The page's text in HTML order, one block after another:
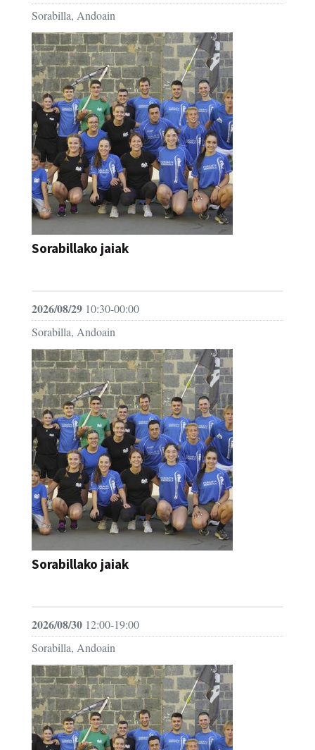
Sorabilla, Andoain
Sorabillako jaiak
2026/08/29 10:30-00:00
Sorabilla, Andoain
Sorabillako jaiak
2026/08/30 12:00-19:00
Sorabilla, Andoain